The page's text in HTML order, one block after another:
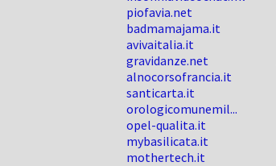
piofavia.net
badmamajama.it
avivaitalia.it
gravidanze.net
alnocorsofrancia.it
santicarta.it
orologicomunemil...
opel-qualita.it
mybasilicata.it
mothertech.it